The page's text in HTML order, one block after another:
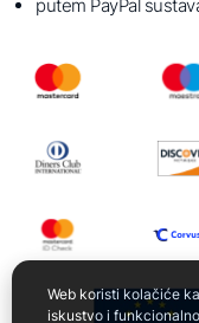
putem PayPal
Web koristi kolačiće
iskustvo i